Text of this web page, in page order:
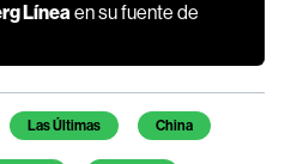
Líneaen su fuente de
Las Últimas China